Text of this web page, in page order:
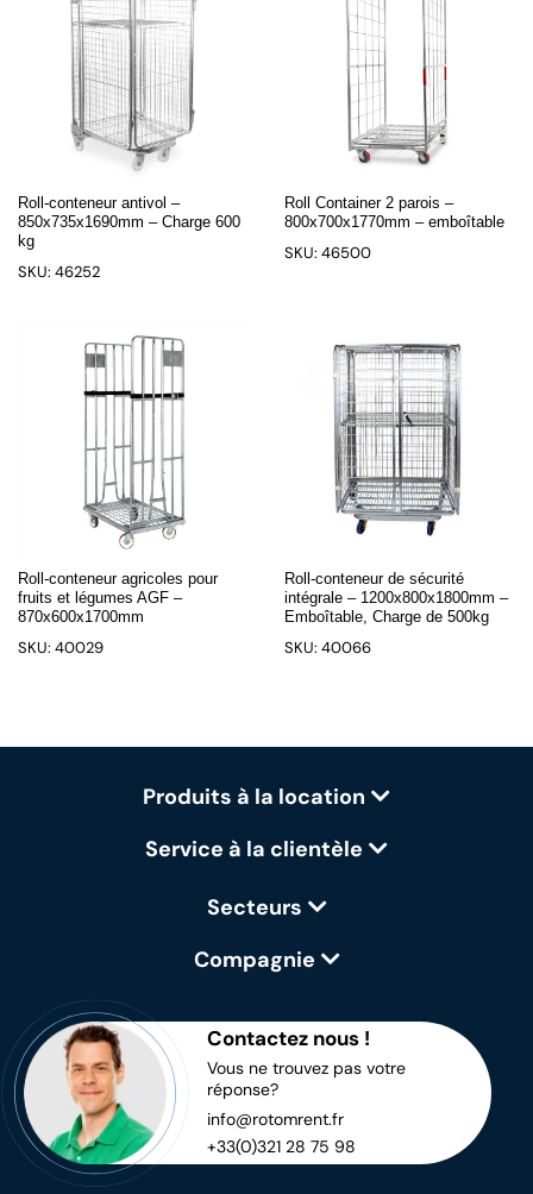
Roll-conteneur antivol –
850x735x1690mm – Charge 600
kg
SKU: 46252
Roll Container 2 parois –
800x700x1770mm – emboîtable
SKU: 46500
Roll-conteneur agricoles pour
fruits et légumes AGF –
870x600x1700mm
SKU: 40029
Roll-conteneur de sécurité
intégrale – 1200x800x1800mm –
Emboîtable, Charge de 500kg
SKU: 40066
Produits à la location
Service à la clientèle
Secteurs
Compagnie
Contactez nous !
Vous ne trouvez pas votre
réponse?
info@rotomrent.fr
+33(0)321 28 75 98